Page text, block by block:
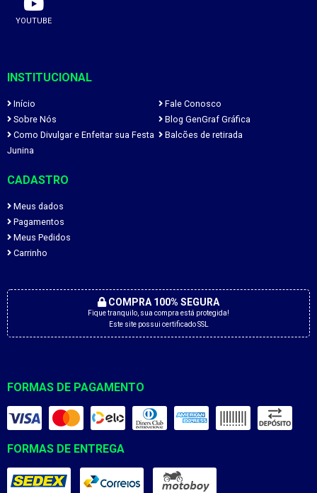
YOUTUBE
INSTITUCIONAL
Início
Fale Conosco
Sobre Nós
Blog GenGraf Gráfica
Como Divulgar e Enfeitar sua Festa
Junina
Balcões de retirada
CADASTRO
Meus dados
Pagamentos
Meus Pedidos
Carrinho
COMPRA 100% SEGURA
Fique tranquilo, sua compra está protegida!
Este site possui certificado SSL
FORMAS DE PAGAMENTO
FORMAS DE ENTREGA